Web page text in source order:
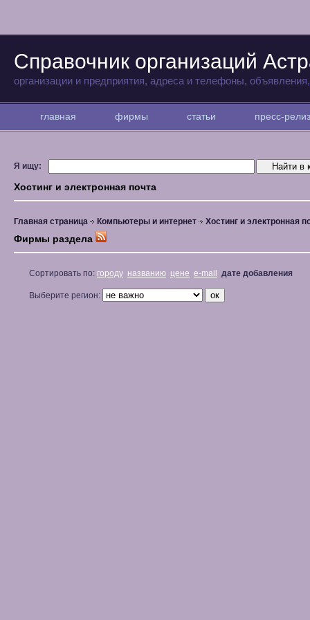
Справочник организаций
организации и предприятия, адреса и телефоны,
главная фирмы статьи пресс-
Я ищу:
Хостинг и электронная почта
Главная страница Компьютеры и интернет Хостинг и электронная
Фирмы раздела
Сортировать по: городу названию цене e-mail дате добавления
Выберите регион: